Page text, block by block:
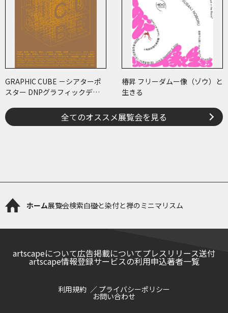
GRAPHIC CUBE －シアターポ
スター DNPグラフィックデザ
椿昇 フリーダムー像（ゾウ）と
生きる
全てのオススメ展覧会を見る
ホーム展覧会検索白磁と染付と禅のミニマリスム
artscapeについて広告掲載についてプレスリリース送付
artscape情報登録サービスの利用申込著者一覧
利用規約 プライバシーポリシー
お問い合わせ